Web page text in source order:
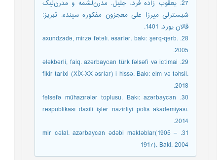
27. یعقوب زاده فرد، جلیل. مدرن‌لشمه و مدرن‌لیک
شبسترلی میرزا علی معجزون مفکوره سینده. تبریز:
قالان یورد. 1401.
28. axundzadə, mirzə fətəlı. əsarlər. bakı: şərq-qərb.
2005.
29. ələkbərli, faiq. azərbaycan türk fəlsəfi və ictimai
fikir tarixi (XİX-XX əsrlər) i hissə. Bakı: elm və təhsil.
2018.
30. fəlsəfə mühazırələr toplusu. Bakı: azərbaycan
respublikası daxili işlər nazirliyi polis akademiyası.
2014.
31. mir cəlal. azərbaycan ədəbi məktəblar(1905 –
1917). Baki. 2004